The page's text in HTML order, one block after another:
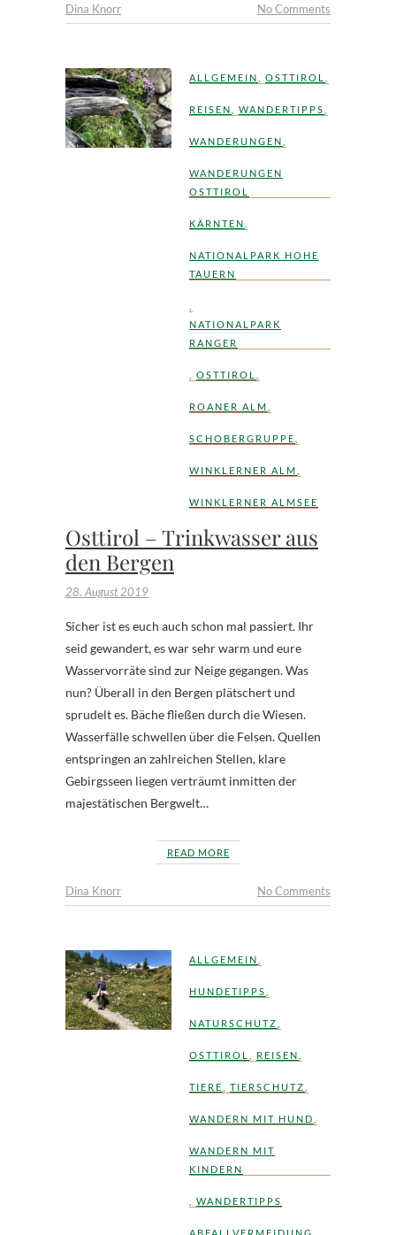
Dina Knorr No Comments
ALLGEMEIN OSTTIROL
REISEN WANDERTIPPS
WANDERUNGEN
WANDERUNGEN
OSTTIROL
KÄRNTEN
NATIONALPARK HOHE
TAUERN
NATIONALPARK
RANGER
OSTTIROL
ROANER ALM
SCHOBERGRUPPE
WINKLERNER ALM
WINKLERNER ALMSEE
Osttirol – Trinkwasser aus
den Bergen
28. August 2019
Sicher ist es euch auch schon mal passiert. Ihr
seid gewandert, es war sehr warm und eure
Wasservorräte sind zur Neige gegangen. Was
nun? Überall in den Bergen plätschert und
sprudelt es. Bäche fließen durch die Wiesen.
Wasserfälle schwellen über die Felsen. Quellen
entspringen an zahlreichen Stellen, klare
Gebirgsseen liegen verträumt inmitten der
majestätischen Bergwelt…
READ MORE
Dina Knorr No Comments
ALLGEMEIN
HUNDETIPPS
NATURSCHUTZ
OSTTIROL REISEN
TIERE TIERSCHUTZ
WANDERN MIT HUND
WANDERN MIT
KINDERN
WANDERTIPPS
ABFALLVERMEIDUNG